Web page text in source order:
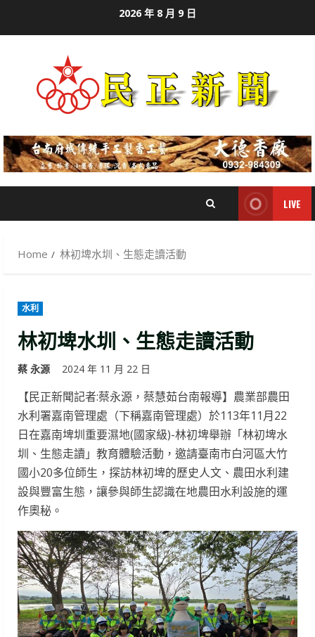
2026 年 8 月 9 日
LIVE
Home 林初埤水圳、生態走讀活動
水利
林初埤水圳、生態走讀活動
蔡 永源 2024 年 11 月 22 日
【民正新聞記者:蔡永源，蔡慧茹台南報導】農業部農田
水利署嘉南管理處（下稱嘉南管理處）於113年11月22
日在嘉南埤圳重要濕地(國家級)-林初埤舉辦「林初埤水
圳、生態走讀」教育體驗活動，邀請臺南市白河區大竹
國小20多位師生，探訪林初埤的歷史人文、農田水利建
設與豐富生態，讓參與師生認識在地農田水利設施的運
作奧秘。